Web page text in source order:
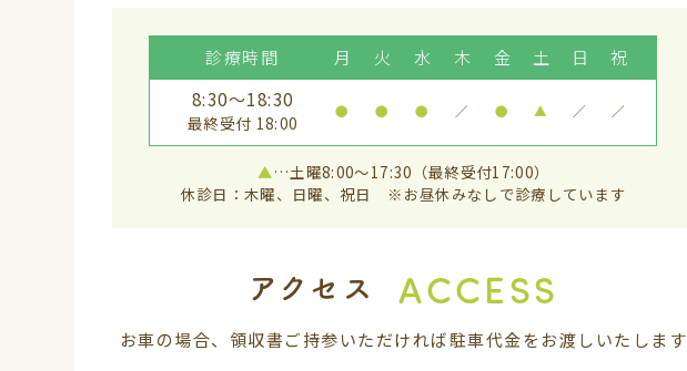
診療時間 月 火 水 木 金 土 日
祝
8:30～18:30
最終受付 18:00
● ● ● ／ ● ▲ ／ ／
▲…土曜8:00〜17:30（最終受付17:00）
休診日：木曜、日曜、祝日 ※お昼休みなしで診療しています
アクセス ACCESS
お車の場合、領収書ご持参いただければ駐車代金をお渡しいたします